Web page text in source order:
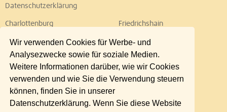
Wir verwenden Cookies für Werbe- und
Analysezwecke sowie für soziale Medien.
Weitere Informationen darüber, wie wir Cookies
verwenden und wie Sie die Verwendung steuern
können, finden Sie in unserer
Datenschutzerklärung. Wenn Sie diese Website
Datenschutzerklärung
Charlottenburg
Friedrichshain
Lichtenberg
Marzahn
Neukölln
Pankow
Reinickendorf
Schöneberg